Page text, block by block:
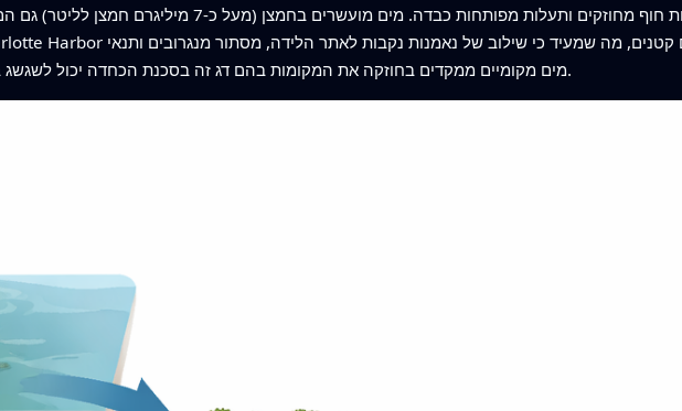
המשובצים במנגרובים צפופים, ולא בקירות חוף מחוזקים ותעלות מפותחות כבדה.
מים מקומיים ממקדים בחוזקה את המקומות בהם דג זה בסכנת הכחדה יכול לשגשג בשלבים הראשונים לחייו.